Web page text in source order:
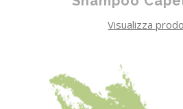
Visualizza